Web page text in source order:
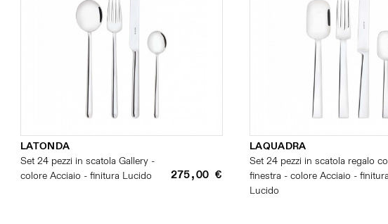
LATONDA
Set 24 pezzi in scatola Gallery -
colore Acciaio - finitura Lucido
275,00 €
LAQUADRA
Set 24 pezzi in scatola regalo
finestra - colore Acciaio - finitura
Lucido